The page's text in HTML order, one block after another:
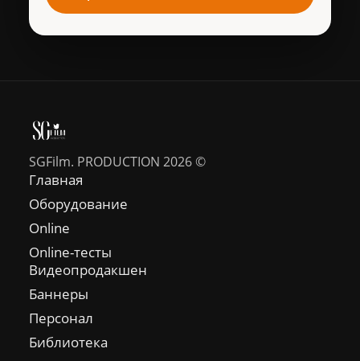
SGFilm. PRODUCTION 2026 ©
Главная
Оборудование
Online
Online-тесты
Видеопродакшен
Баннеры
Персонал
Библиотека